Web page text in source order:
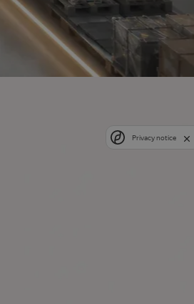
Privacy notice